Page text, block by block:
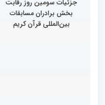
جزئیات سومین روز رقابت
بخش برادران مسابقات
بین‌المللی قرآن کریم